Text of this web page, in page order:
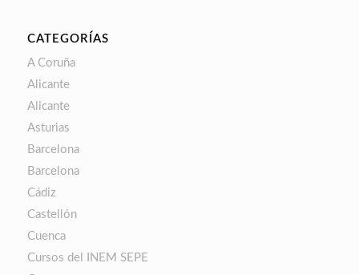
CATEGORÍAS
A Coruña
Alicante
Alicante
Asturias
Barcelona
Barcelona
Cádiz
Castellón
Cuenca
Cursos del INEM SEPE